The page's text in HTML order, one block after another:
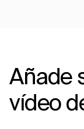
Añade
vídeo